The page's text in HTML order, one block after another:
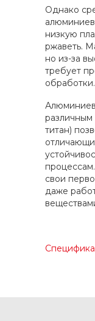
Однако
низкую
ржаветь.
но из-за
требует
обработки.
титан)
свои
даже